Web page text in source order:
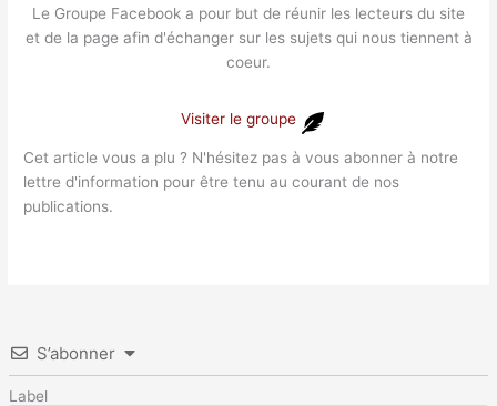
Le Groupe Facebook a pour but de réunir les lecteurs du site
et de la page afin d'échanger sur les sujets qui nous tiennent à
coeur.
Visiter le groupe
Cet article vous a plu ? N'hésitez pas à vous abonner à notre
lettre d'information pour être tenu au courant de nos
publications.
S’abonner
Label